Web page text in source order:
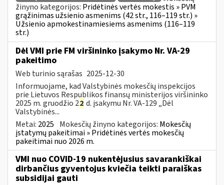
žinyno kategorijos: Pridėtinės vertės mokestis » PVM
grąžinimas užsienio asmenims (42 str., 116–119 str.) »
Užsienio apmokestinamiesiems asmenims (116–119
str.)
Dėl VMI prie FM viršininko įsakymo Nr. VA-29
pakeitimo
Web turinio sąrašas 2025-12-30
Informuojame, kad Valstybinės mokesčių inspekcijos
prie Lietuvos Respublikos finansų ministerijos viršininko
2025 m. gruodžio 22 d. įsakymu Nr. VA-129 „Dėl
Valstybinės...
Metai: 2025 Mokesčių žinyno kategorijos: Mokesčių
įstatymų pakeitimai » Pridėtinės vertės mokesčių
pakeitimai nuo 2026 m.
VMI nuo COVID-19 nukentėjusius savarankiškai
dirbančius gyventojus kviečia teikti paraiškas
subsidijai gauti